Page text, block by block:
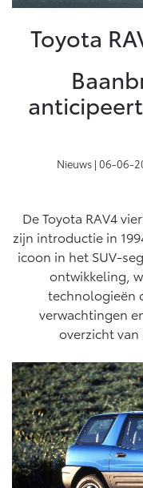
Vacatures
Klantbeoordelingen
Vanaf € 23.750,-
Yaris Cross
HYBRIDE
Vanaf € 31.895,-
Corolla Hatchback
Vanaf € 33.495,-
Werkplaatsafspraak
APK
Airco check
Vakantiecheck
Hybride Zekerheid
Toyota handleidingen
Toyota Service
Schade & Garantie
Toyota Pechhulp
Schade & Glasherstel
10 jaar Toyota
Diensten
Wat is Private Lease?
Bereken je
Private Lease voor
Financieren
Toyota Betaalplan
Oplaadservice
Thuislaadpakketten
Laadpas
Zakelijk
Zakelijk
Toyota voor de zaak
Leaserijder
Wagenparkbeheer
Leasen
Financial Lease
Operational Lease
Contact en
Schade melden
Plan een proefrit
Vraag een
Bekijk de
Toyota
Nieuws | 06-06-
De Toyota RAV4
zijn introductie in
icoon in het SUV-
ontwikkeling,
technologieën
verwachtingen
overzicht